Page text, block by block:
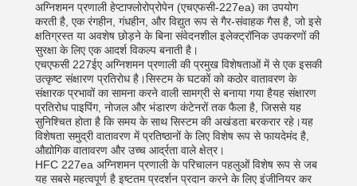
अग्निशमन प्रणाली हेप्टाफ्लोरोप्रोपेन (एचएफसी-227ea) का उपयोग
करती है, एक रंगहीन, गंधहीन, और विद्युत रूप से गैर-संवाहक गैस है, जो इसे
क्षतिग्रस्त या अवशेष छोड़ने के बिना संवेदनशील इलेक्ट्रॉनिक उपकरणों की
सुरक्षा के लिए एक आदर्श विकल्प बनाती है।
एचएफसी 227ईए अग्निशमन प्रणाली की प्रमुख विशेषताओं में से एक इसकी
उत्कृष्ट संक्षारण प्रतिरोध है।सिस्टम के घटकों को कठोर वातावरण के
संक्षारक प्रभावों का सामना करने वाली सामग्री से बनाया गया हैयह संक्षारण
प्रतिरोध पाइपिंग, नोजल और भंडारण कंटेनरों तक फैला है, जिससे यह
सुनिश्चित होता है कि समय के साथ सिस्टम की अखंडता बरकरार रहे।यह
विशेषता समुद्री वातावरण में प्रतिष्ठानों के लिए विशेष रूप से फायदेमंद है,
औद्योगिक वातावरण और उच्च आर्द्रता वाले क्षेत्र।
HFC 227ea अग्निशमन प्रणाली के परिचालन पहलुओं विशेष रूप से जब
यह सबसे महत्वपूर्ण है इष्टतम प्रदर्शन प्रदान करने के लिए इंजीनियर कर